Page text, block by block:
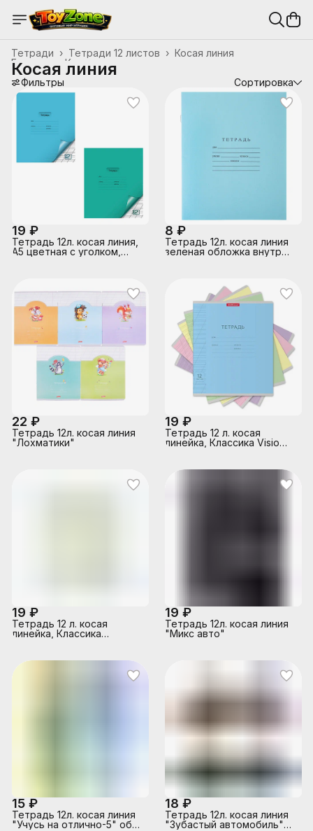
Косая линия
Тетради 12 листов ›
Тетради ›
Канцтовары, школьные принадлежности
Главная
Косая линия
Фильтры Сортировка
19 ₽
Тетрадь 12л. косая линия,
А5 цветная с уголком,
8 ₽
Тетрадь 12л. косая линия
зеленая обложка внутр
22 ₽
Тетрадь 12л. косая линия
"Лохматики"
19 ₽
Тетрадь 12 л. косая
линейка, Классика Visio
19 ₽
Тетрадь 12 л. косая
линейка, Классика
19 ₽
Тетрадь 12л. косая линия
"Микс авто"
15 ₽
Тетрадь 12л. косая линия
"Учусь на отлично-5" обл.
18 ₽
Тетрадь 12л. косая линия
"Зубастый автомобиль"